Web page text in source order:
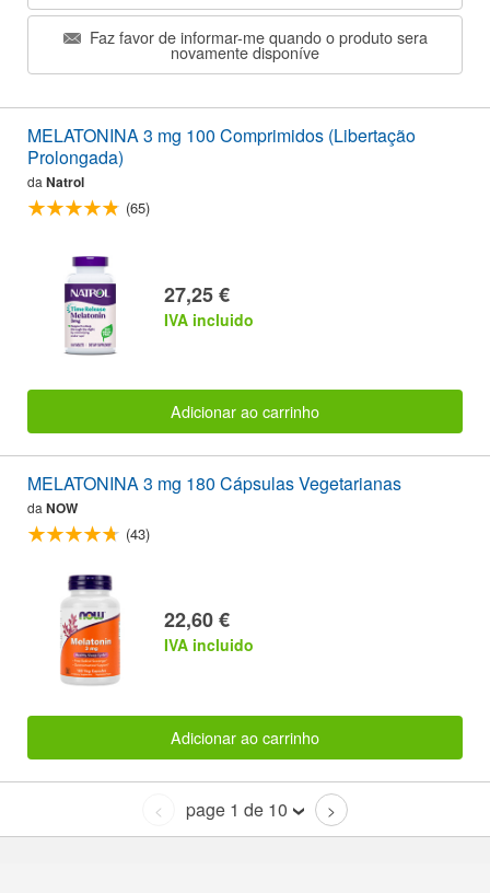
Faz favor de informar-me quando o produto sera
novamente disponíve
MELATONINA 3 mg 100 Comprimidos (Libertação
Prolongada)
da Natrol
(65)
27,25 €
IVA incluido
Adicionar ao carrinho
MELATONINA 3 mg 180 Cápsulas Vegetarianas
da NOW
(43)
22,60 €
IVA incluido
Adicionar ao carrinho
< page 1 de 10 >